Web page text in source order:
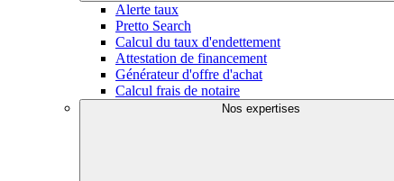
Alerte taux
Pretto Search
Calcul du taux d'endettement
Attestation de financement
Générateur d'offre d'achat
Calcul frais de notaire
Nos expertises